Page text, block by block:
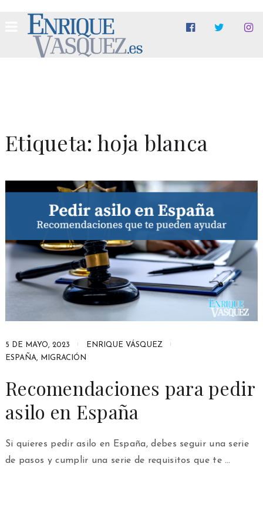
Etiqueta: hoja blanca
5 DE MAYO, 2023
ENRIQUE VÁSQUEZ
ESPAÑA, MIGRACIÓN
Recomendaciones para pedir
asilo en España
Si quieres pedir asilo en España, debes seguir una serie
de pasos y cumplir una serie de requisitos que te …